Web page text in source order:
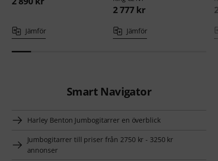
Jämför
2 777 kr
Jämför
Smart Navigator
Harley Benton Jumbogitarrer en överblick
Jumbogitarrer till priser från 2750 kr - 3250 kr
annonser